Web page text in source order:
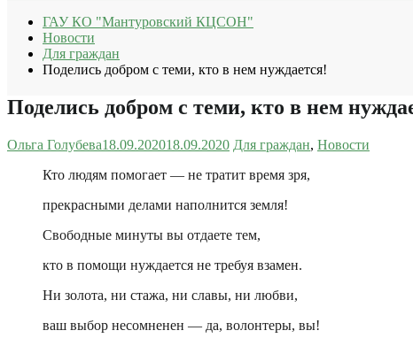
ГАУ КО "Мантуровский КЦСОН"
Новости
Для граждан
Поделись добром с теми, кто в нем нуждается!
Поделись добром с теми, кто в нем
Ольга Голубева18.09.202018.09.2020 Для граждан, Новости
Кто людям помогает — не тратит время зря,
прекрасными делами наполнится земля!
Свободные минуты вы отдаете тем,
кто в помощи нуждается не требуя взамен.
Ни золота, ни стажа, ни славы, ни любви,
ваш выбор несомненен — да, волонтеры, вы!